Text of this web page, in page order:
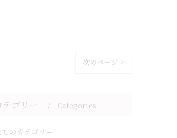
次のページ >
テゴリー Categories
てのカテゴリー